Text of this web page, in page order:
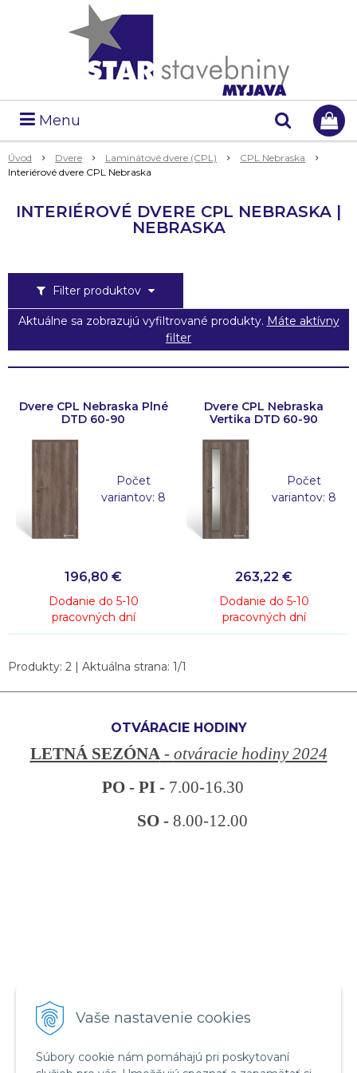
Vaše nastavenie cookies
Súbory cookie nám pomáhajú pri poskytovaní
Menu
Úvod Dvere Laminátové dvere (CPL)
CPL Nebraska
Interiérové dvere CPL Nebraska
INTERIÉROVÉ DVERE CPL NEBRASKA |
NEBRASKA
Filter produktov
Aktuálne sa zobrazujú vyfiltrované produkty. Máte aktívny
filter
Dvere CPL Nebraska Plné
DTD 60-90
Počet
variantov: 8
196,80 €
Dodanie do 5-10
pracovných dní
Dvere CPL Nebraska
Vertika DTD 60-90
Počet
variantov: 8
263,22 €
Dodanie do 5-10
pracovných dní
Produkty: 2 | Aktuálna strana: 1/1
OTVÁRACIE HODINY
LETNÁ SEZÓNA- otváracie hodiny 2024
PO - PI - 7.00-16.30
SO - 8.00-12.00
Obchodné podmienky
Ochrana osobných údajov